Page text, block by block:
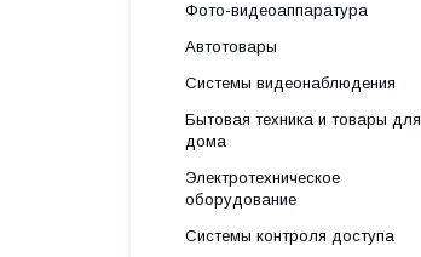
Фото-видеоаппаратура
Автотовары
Системы видеонаблюдения
Бытовая техника и товары для
дома
Электротехническое
оборудование
Системы контроля доступа